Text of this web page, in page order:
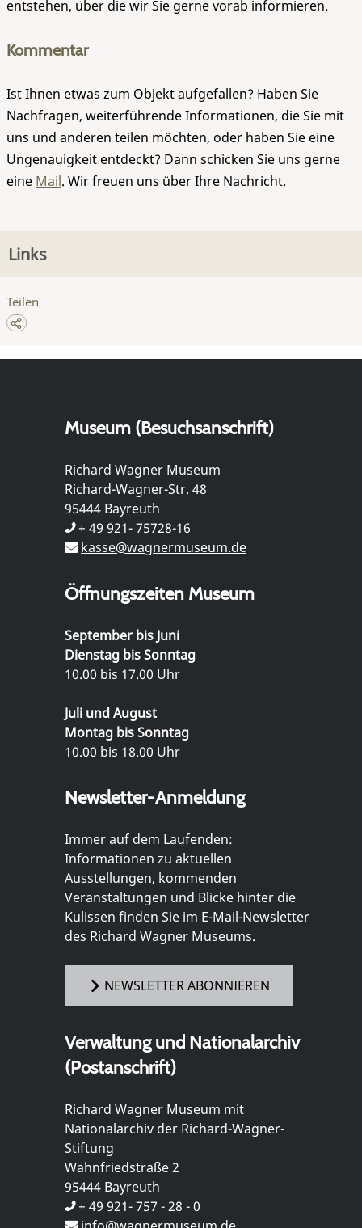
entstehen, über die wir Sie gerne vorab informieren.
Kommentar
Ist Ihnen etwas zum Objekt aufgefallen? Haben Sie
Nachfragen, weiterführende Informationen, die Sie mit
uns und anderen teilen möchten, oder haben Sie eine
Ungenauigkeit entdeckt? Dann schicken Sie uns gerne
eine Mail. Wir freuen uns über Ihre Nachricht.
Links
Teilen
Museum (Besuchsanschrift)
Richard Wagner Museum
Richard-Wagner-Str. 48
95444 Bayreuth
+ 49 921- 75728-16
kasse@wagnermuseum.de
Öffnungszeiten Museum
September bis Juni
Dienstag bis Sonntag
10.00 bis 17.00 Uhr
Juli und August
Montag bis Sonntag
10.00 bis 18.00 Uhr
Newsletter-Anmeldung
Immer auf dem Laufenden:
Informationen zu aktuellen
Ausstellungen, kommenden
Veranstaltungen und Blicke hinter die
Kulissen finden Sie im E-Mail-Newsletter
des Richard Wagner Museums.
NEWSLETTER ABONNIEREN
Verwaltung und Nationalarchiv
(Postanschrift)
Richard Wagner Museum mit
Nationalarchiv der Richard-Wagner-
Stiftung
Wahnfriedstraße 2
95444 Bayreuth
+ 49 921- 757 - 28 - 0